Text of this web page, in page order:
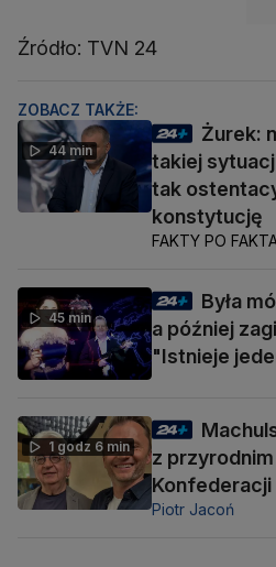
Źródło: TVN 24
ZOBACZ TAKŻE:
44 min
Żurek:
takiej
tak
konstytucję
FAKTY PO
45 min
Była
a później
"Istnieje
1 godz 6 min
z
Konfederacji
Piotr Jacoń